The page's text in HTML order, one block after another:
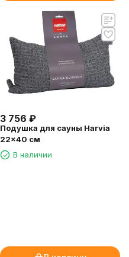
3 756 ₽
Подушка для сауны Harvia
22x40 см
В наличии